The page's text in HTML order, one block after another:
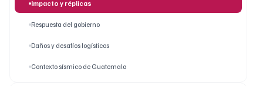
Impacto y réplicas
Respuesta del gobierno
Daños y desafíos logísticos
Contexto sísmico de Guatemala